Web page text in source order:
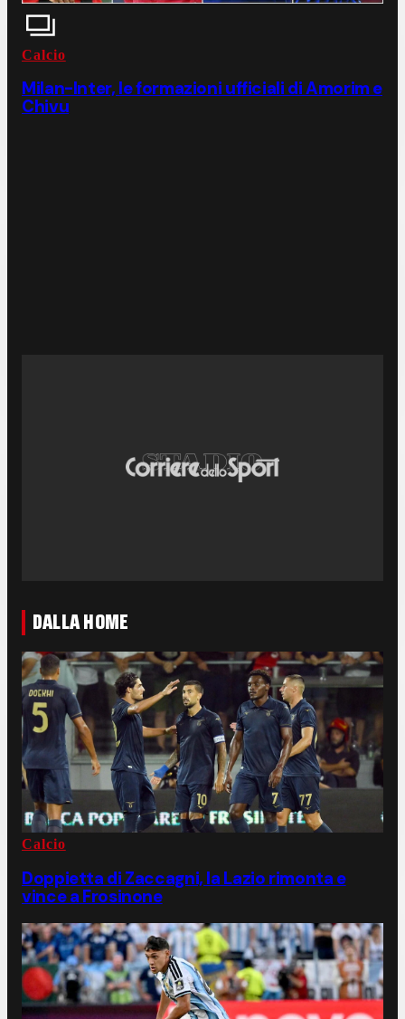
Calcio
Milan-Inter, le formazioni ufficiali di Amorim e
Chivu
DALLA HOME
Calcio
Doppietta di Zaccagni, la Lazio rimonta e
vince a Frosinone